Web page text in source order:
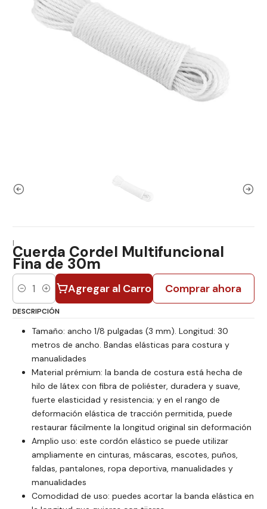
|Cuerda Cordel Multifuncional
Fina de 30m
Cantidad Agregar al Carro Comprar ahora
DESCRIPCIÓN
Tamaño: ancho 1/8 pulgadas (3 mm). Longitud: 30
metros de ancho. Bandas elásticas para costura y
manualidades
Material prémium: la banda de costura está hecha de
hilo de látex con fibra de poliéster, duradera y suave,
fuerte elasticidad y resistencia; y en el rango de
deformación elástica de tracción permitida, puede
restaurar fácilmente la longitud original sin deformación
Amplio uso: este cordón elástico se puede utilizar
ampliamente en cinturas, máscaras, escotes, puños,
faldas, pantalones, ropa deportiva, manualidades y
manualidades
Comodidad de uso: puedes acortar la banda elástica en